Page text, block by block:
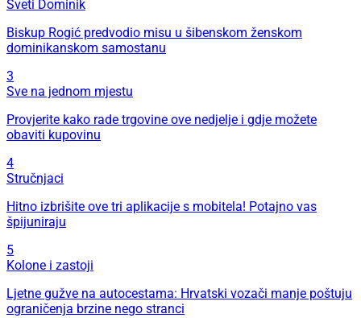
Sveti Dominik
Biskup Rogić predvodio misu u šibenskom ženskom
dominikanskom samostanu
3
Sve na jednom mjestu
Provjerite kako rade trgovine ove nedjelje i gdje možete
obaviti kupovinu
4
Stručnjaci
Hitno izbrišite ove tri aplikacije s mobitela! Potajno vas
špijuniraju
5
Kolone i zastoji
Ljetne gužve na autocestama: Hrvatski vozači manje poštuju
ograničenja brzine nego stranci